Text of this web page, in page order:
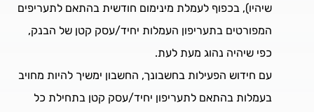
שיהיו), בכפוף לעמלת מינימום חודשית בהתאם לתעריפים
המפורטים בתעריפון העמלות יחיד/עסק קטן של הבנק,
כפי שיהיה נהוג מעת לעת.
עם חידוש הפעילות בחשבונך, החשבון ימשיך להיות מחויב
בעמלות בהתאם לתעריפון יחיד/עסק קטן בתחילת כל